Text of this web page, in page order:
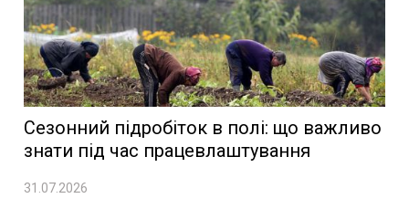
Сезонний підробіток в полі: що важливо
знати під час працевлаштування
31.07.2026